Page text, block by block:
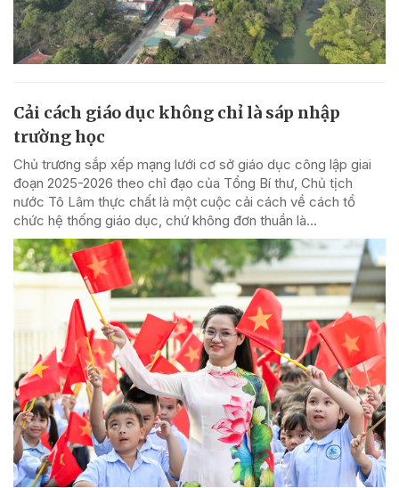
Cải cách giáo dục không chỉ là sáp nhập
trường học
Chủ trương sắp xếp mạng lưới cơ sở giáo dục công lập giai
đoạn 2025-2026 theo chỉ đạo của Tổng Bí thư, Chủ tịch
nước Tô Lâm thực chất là một cuộc cải cách về cách tổ
chức hệ thống giáo dục, chứ không đơn thuần là...